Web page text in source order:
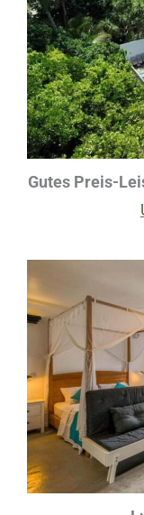
Gutes Preis-